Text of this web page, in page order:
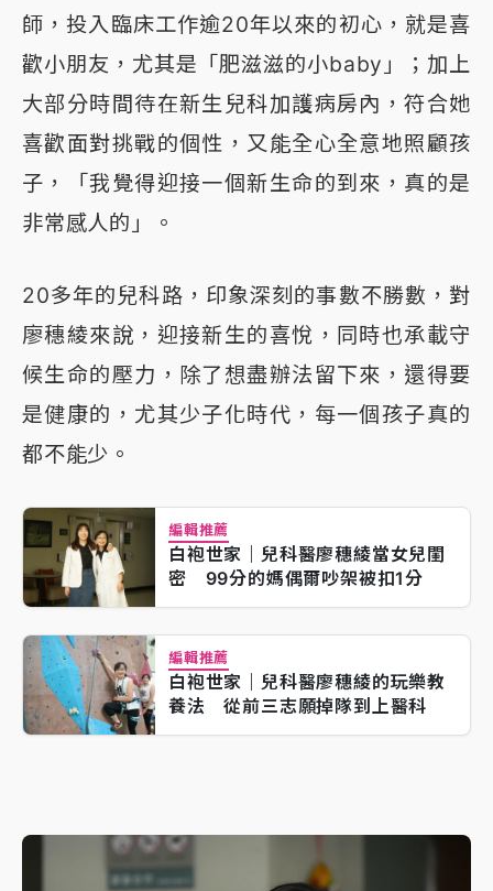
師，投入臨床工作逾20年以來的初心，就是喜
歡小朋友，尤其是「肥滋滋的小baby」；加上
大部分時間待在新生兒科加護病房內，符合她
喜歡面對挑戰的個性，又能全心全意地照顧孩
子，「我覺得迎接一個新生命的到來，真的是
非常感人的」。
20多年的兒科路，印象深刻的事數不勝數，對
廖穗綾來說，迎接新生的喜悅，同時也承載守
候生命的壓力，除了想盡辦法留下來，還得要
是健康的，尤其少子化時代，每一個孩子真的
都不能少。
編輯推薦
白袍世家｜兒科醫廖穗綾當女兒閨
密 99分的媽偶爾吵架被扣1分
編輯推薦
白袍世家｜兒科醫廖穗綾的玩樂教
養法 從前三志願掉隊到上醫科